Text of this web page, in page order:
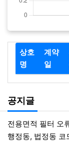
상호
명
계약
일
공지글
전용면적 필터 오
행정동, 법정동